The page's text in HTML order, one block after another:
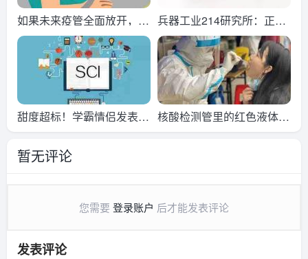
如果未来疫管全面放开，家
里究竟该备哪种仪器？
兵器工业214研究所：正式
投产，关乎呼吸机的重要器
件！
甜度超标！学霸情侣发表2
篇SCI论文、双双保研“双一
流”
核酸检测管里的红色液体是
什么？
暂无评论
您需要 登录账户 后才能发表评论
发表评论